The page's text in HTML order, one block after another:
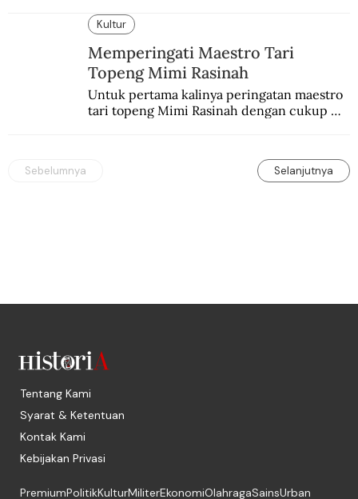
Kultur
Memperingati Maestro Tari
Topeng Mimi Rasinah
Untuk pertama kalinya peringatan maestro
tari topeng Mimi Rasinah dengan cukup
Sebelumnya Selanjutnya
Tentang Kami
Syarat & Ketentuan
Kontak Kami
Kebijakan Privasi
PremiumPolitikKulturMiliterEkonomiOlahragaSainsUrban